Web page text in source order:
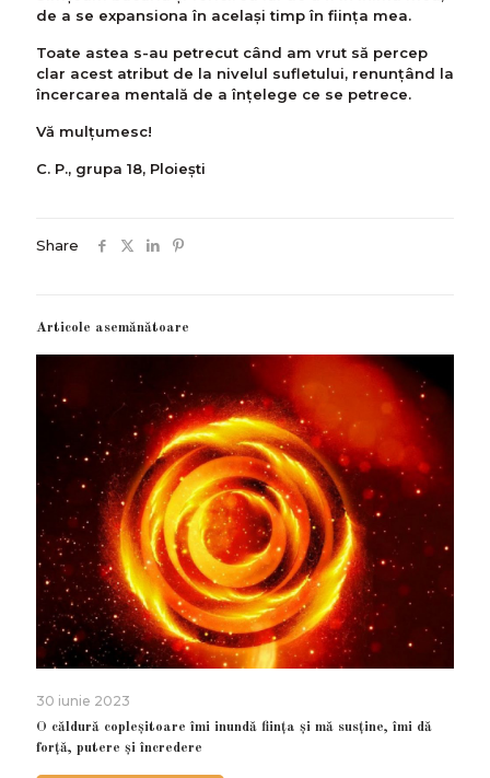
de a se expansiona în acelaşi timp în fiinţa mea.
Toate astea s-au petrecut când am vrut să percep
clar acest atribut de la nivelul sufletului, renunţând la
încercarea mentală de a înţelege ce se petrece.
Vă mulțumesc!
C. P., grupa 18, Ploiești
Share
Articole asemănătoare
30 iunie 2023
O căldură copleșitoare îmi inundă ființa și mă susține, îmi dă
forță, putere și încredere